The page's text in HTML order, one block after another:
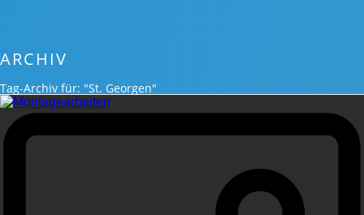
ARCHIV
Tag-Archiv für: "St. Georgen"